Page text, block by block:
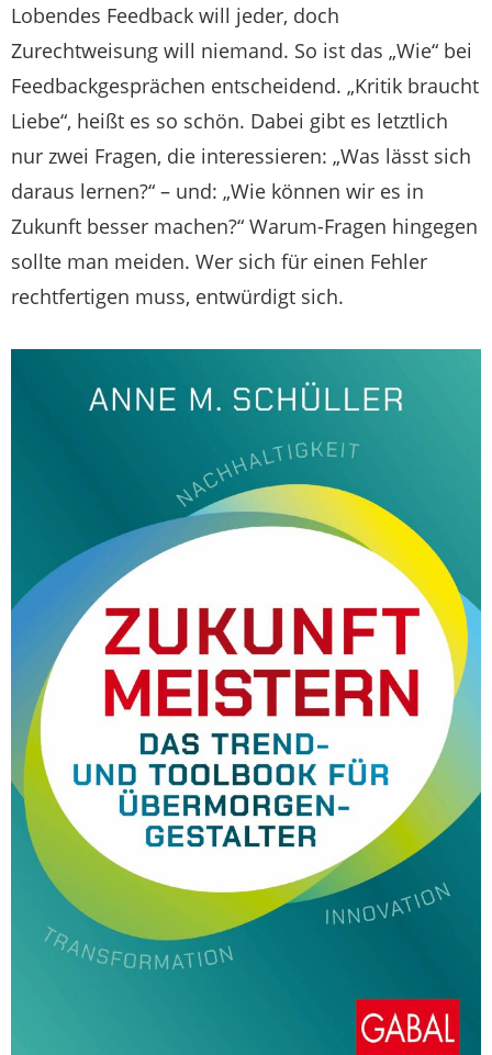
Lobendes Feedback will jeder, doch
Zurechtweisung will niemand. So ist das „Wie“ bei
Feedbackgesprächen entscheidend. „Kritik braucht
Liebe“, heißt es so schön. Dabei gibt es letztlich
nur zwei Fragen, die interessieren: „Was lässt sich
daraus lernen?“ – und: „Wie können wir es in
Zukunft besser machen?“ Warum-Fragen hingegen
sollte man meiden. Wer sich für einen Fehler
rechtfertigen muss, entwürdigt sich.